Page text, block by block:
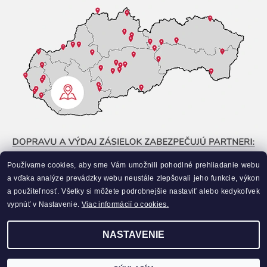
Vytvoril Shoptet
Používame cookies, aby sme Vám umožnili pohodlné prehliadanie webu
a vďaka analýze prevádzky webu neustále zlepšovali jeho funkcie, výkon
a použiteľnosť. Všetky si môžete podrobnejšie nastaviť alebo kedykoľvek
vypnúť v Nastavenie. Viac informácií o cookies.
NASTAVENIE